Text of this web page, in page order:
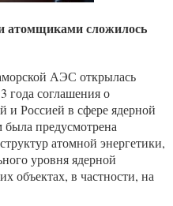
атомщиками сложилось
АЭС открылась
года соглашения о
и Россией в сфере ядерной
предусмотрена
атомной энергетики,
уровня ядерной
объектах, в частности, на